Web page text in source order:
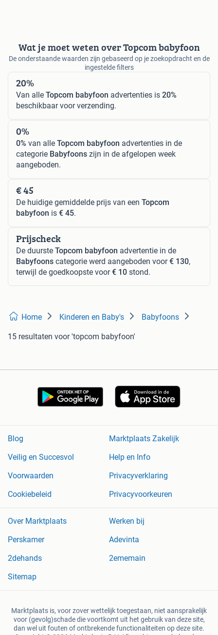
Wat je moet weten over Topcom babyfoon
De onderstaande waarden zijn gebaseerd op je zoekopdracht en de
ingestelde filters
20%
Van alle Topcom babyfoon advertenties is 20%
beschikbaar voor verzending.
0%
0% van alle Topcom babyfoon advertenties in de
categorie Babyfoons zijn in de afgelopen week
aangeboden.
€ 45
De huidige gemiddelde prijs van een Topcom
babyfoon is € 45.
Prijscheck
De duurste Topcom babyfoon advertentie in de
Babyfoons categorie werd aangeboden voor€ 130,
terwijl de goedkoopste voor€ 10 stond.
Home Kinderen en Baby's Babyfoons
15 resultaten voor 'topcom babyfoon'
Blog
Marktplaats Zakelijk
Veilig en Succesvol
Help en Info
Voorwaarden
Privacyverklaring
Cookiebeleid
Privacyvoorkeuren
Over Marktplaats
Werken bij
Perskamer
Adevinta
2dehands
2ememain
Sitemap
Marktplaats is, voor zover wettelijk toegestaan, niet aansprakelijk
voor (gevolg)schade die voortkomt uit het gebruik van deze site,
dan wel uit fouten of ontbrekende functionaliteiten op deze site.